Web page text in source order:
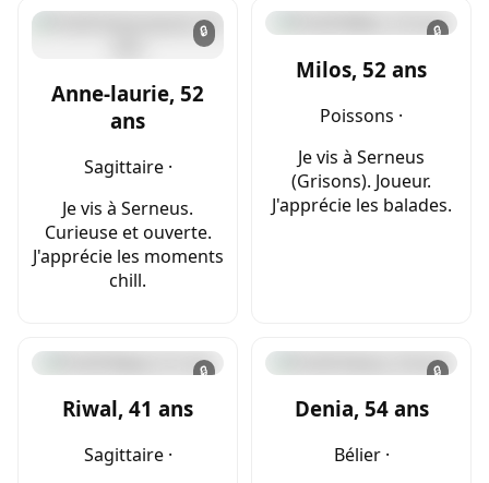
🔒
Anne-laurie, 52
ans
Sagittaire ·
Je vis à Serneus.
Curieuse et ouverte.
J'apprécie les moments
chill.
🔒
Milos, 52 ans
Poissons ·
Je vis à Serneus
(Grisons). Joueur.
J'apprécie les balades.
🔒
Riwal, 41 ans
Sagittaire ·
🔒
Denia, 54 ans
Bélier ·